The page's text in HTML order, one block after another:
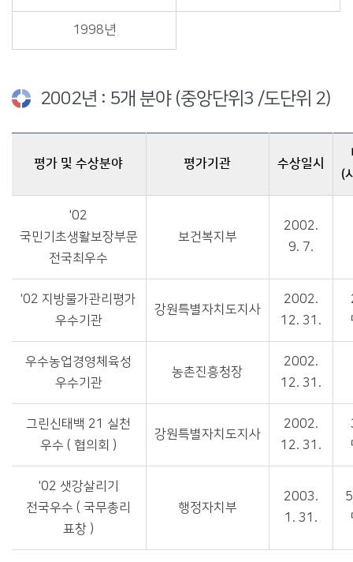
1998년
2002년 : 5개 분야 (중앙단위3 /도단위 2)
평가 및 수상분야 평가기관 수상일시
(
'02
국민기초생활보장부문
전국최우수
보건복지부
2002.
9. 7.
'02 지방물가관리평가
우수기관
강원특별자치도지사
2002.
12. 31.
우수농업경영체육성
우수기관
농촌진흥청장
2002.
12. 31.
그린신태백 21 실천
우수 ( 협의회 )
강원특별자치도지사
2002.
12. 31.
'02 샛강살리기
전국우수 ( 국무총리
표창 )
행정자치부
2003.
1. 31.